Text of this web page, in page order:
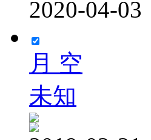
2020-04-03
月 空
未知